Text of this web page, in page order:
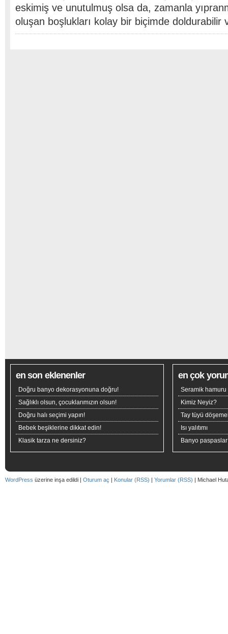
eskimiş ve unutulmuş olsa da, zamanla
oluşan boşlukları kolay bir biçimde
en son eklenenler
Doğru banyo dekorasyonuna doğru!
Sağlıklı olsun, çocuklarımızın olsun!
Doğru halı seçimi yapın!
Bebek beşiklerine dikkat edin!
Klasik tarza ne dersiniz?
en çok
Seramik hamuru
Kimiz Neyiz?
Tay tüyü
Isı yalıtımı
Banyo
WordPress üzerine inşa edildi | Oturum aç | Konular (RSS) | Yorumlar (RSS) | Michael